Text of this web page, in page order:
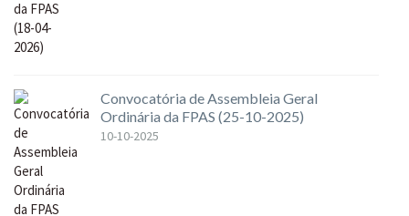
Convocatória de Assembleia Geral
Ordinária da FPAS (25-10-2025)
10-10-2025